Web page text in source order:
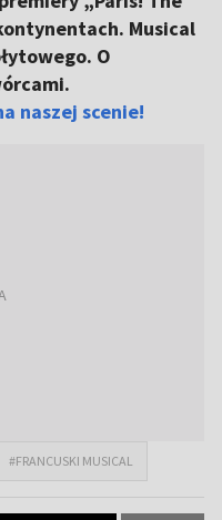
Musical
O
naszej scenie!
#FRANCUSKI MUSICAL